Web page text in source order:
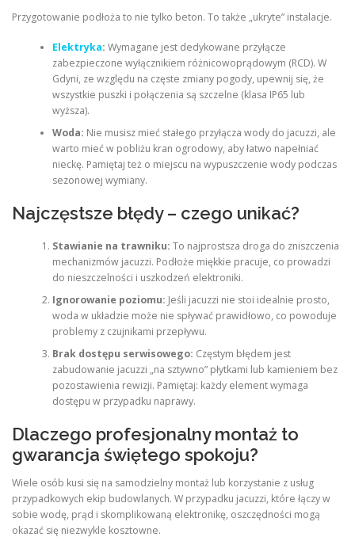
Przygotowanie podłoża to nie tylko beton. To także „ukryte” instalacje.
Elektryka: Wymagane jest dedykowane przyłącze
zabezpieczone wyłącznikiem różnicowoprądowym (RCD). W
Gdyni, ze względu na częste zmiany pogody, upewnij się, że
wszystkie puszki i połączenia są szczelne (klasa IP65 lub
wyższa).
Woda: Nie musisz mieć stałego przyłącza wody do jacuzzi, ale
warto mieć w pobliżu kran ogrodowy, aby łatwo napełniać
nieckę. Pamiętaj też o miejscu na wypuszczenie wody podczas
sezonowej wymiany.
Najczęstsze błędy – czego unikać?
Stawianie na trawniku: To najprostsza droga do zniszczenia
mechanizmów jacuzzi. Podłoże miękkie pracuje, co prowadzi
do nieszczelności i uszkodzeń elektroniki.
Ignorowanie poziomu: Jeśli jacuzzi nie stoi idealnie prosto,
woda w układzie może nie spływać prawidłowo, co powoduje
problemy z czujnikami przepływu.
Brak dostępu serwisowego: Częstym błędem jest
zabudowanie jacuzzi „na sztywno” płytkami lub kamieniem bez
pozostawienia rewizji. Pamiętaj: każdy element wymaga
dostępu w przypadku naprawy.
Dlaczego profesjonalny montaż to
gwarancja świętego spokoju?
Wiele osób kusi się na samodzielny montaż lub korzystanie z usług
przypadkowych ekip budowlanych. W przypadku jacuzzi, które łączy w
sobie wodę, prąd i skomplikowaną elektronikę, oszczędności mogą
okazać się niezwykle kosztowne.